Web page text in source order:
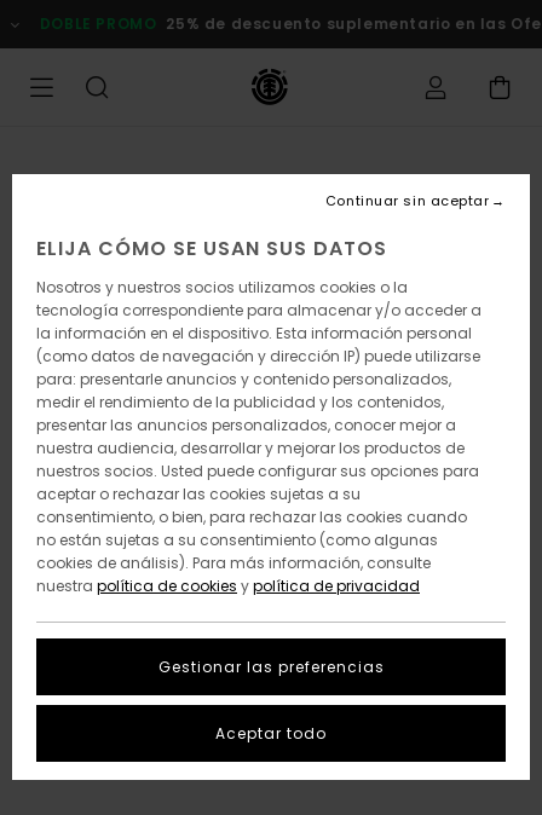
la
DOBLE PROMO 25% de descuento suplementario en las
ELIJA CÓMO SE USAN SUS DATOS
Nosotros y nuestros socios utilizamos cookies o la
tecnología correspondiente para almacenar y/o acceder a
la información en el dispositivo. Esta información personal
(como datos de navegación y dirección IP) puede utilizarse
para: presentarle anuncios y contenido personalizados,
medir el rendimiento de la publicidad y los contenidos,
presentar las anuncios personalizados, conocer mejor a
nuestra audiencia, desarrollar y mejorar los productos de
nuestros socios. Usted puede configurar sus opciones para
aceptar o rechazar las cookies sujetas a su
consentimiento, o bien, para rechazar las cookies cuando
no están sujetas a su consentimiento (como algunas
cookies de análisis). Para más información, consulte
nuestra política de cookies ypolítica de privacidad
Gestionar las preferencias
Continuar sin aceptar
Aceptar todo